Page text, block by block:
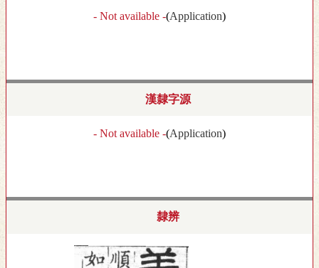
- Not available -(Application)
漢隸字源
- Not available -(Application)
隸辨